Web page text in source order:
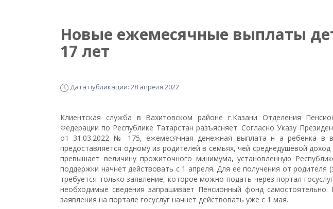
Новые ежемесячные выплаты
17 лет
Дата публикации: 28 апреля 2022
Клиентская служба в Вахитовском районе г.Казани Отделения
Федерации по Республике Татарстан разъясняет. Согласно Указу
от 31.03.2022 № 175, ежемесячная денежная выплата н а ребенка в
предоставляется одному из родителей в семьях, чей среднедушевой
превышает величину прожиточного минимума, установленную
поддержки начнет действовать с 1 апреля. Для ее получения от родителя
требуется только заявление, которое можно подать через портал
необходимые сведения запрашивает Пенсионный фонд
заявления на портале госуслуг начнет действовать уже с 1 мая.